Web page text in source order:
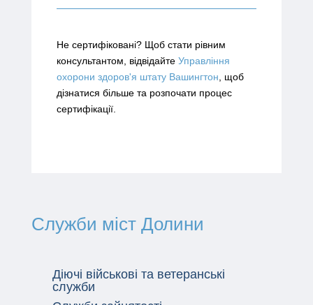
Не сертифіковані? Щоб стати рівним
консультантом, відвідайте Управління
охорони здоров'я штату Вашингтон , щоб
дізнатися більше та розпочати процес
сертифікації.
Служби міст Долини
Діючі військові та ветеранські
служби